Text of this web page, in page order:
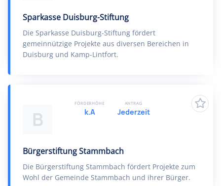
Sparkasse Duisburg-Stiftung
Die Sparkasse Duisburg-Stiftung fördert
gemeinnützige Projekte aus diversen Bereichen in
Duisburg und Kamp-Lintfort.
B
Bürgerstiftung Stammbach
Die Bürgerstiftung Stammbach fördert Projekte zum
Wohl der Gemeinde Stammbach und ihrer Bürger.
FÖRDERHÖHE
k.A
ANTRAG
Jederzeit